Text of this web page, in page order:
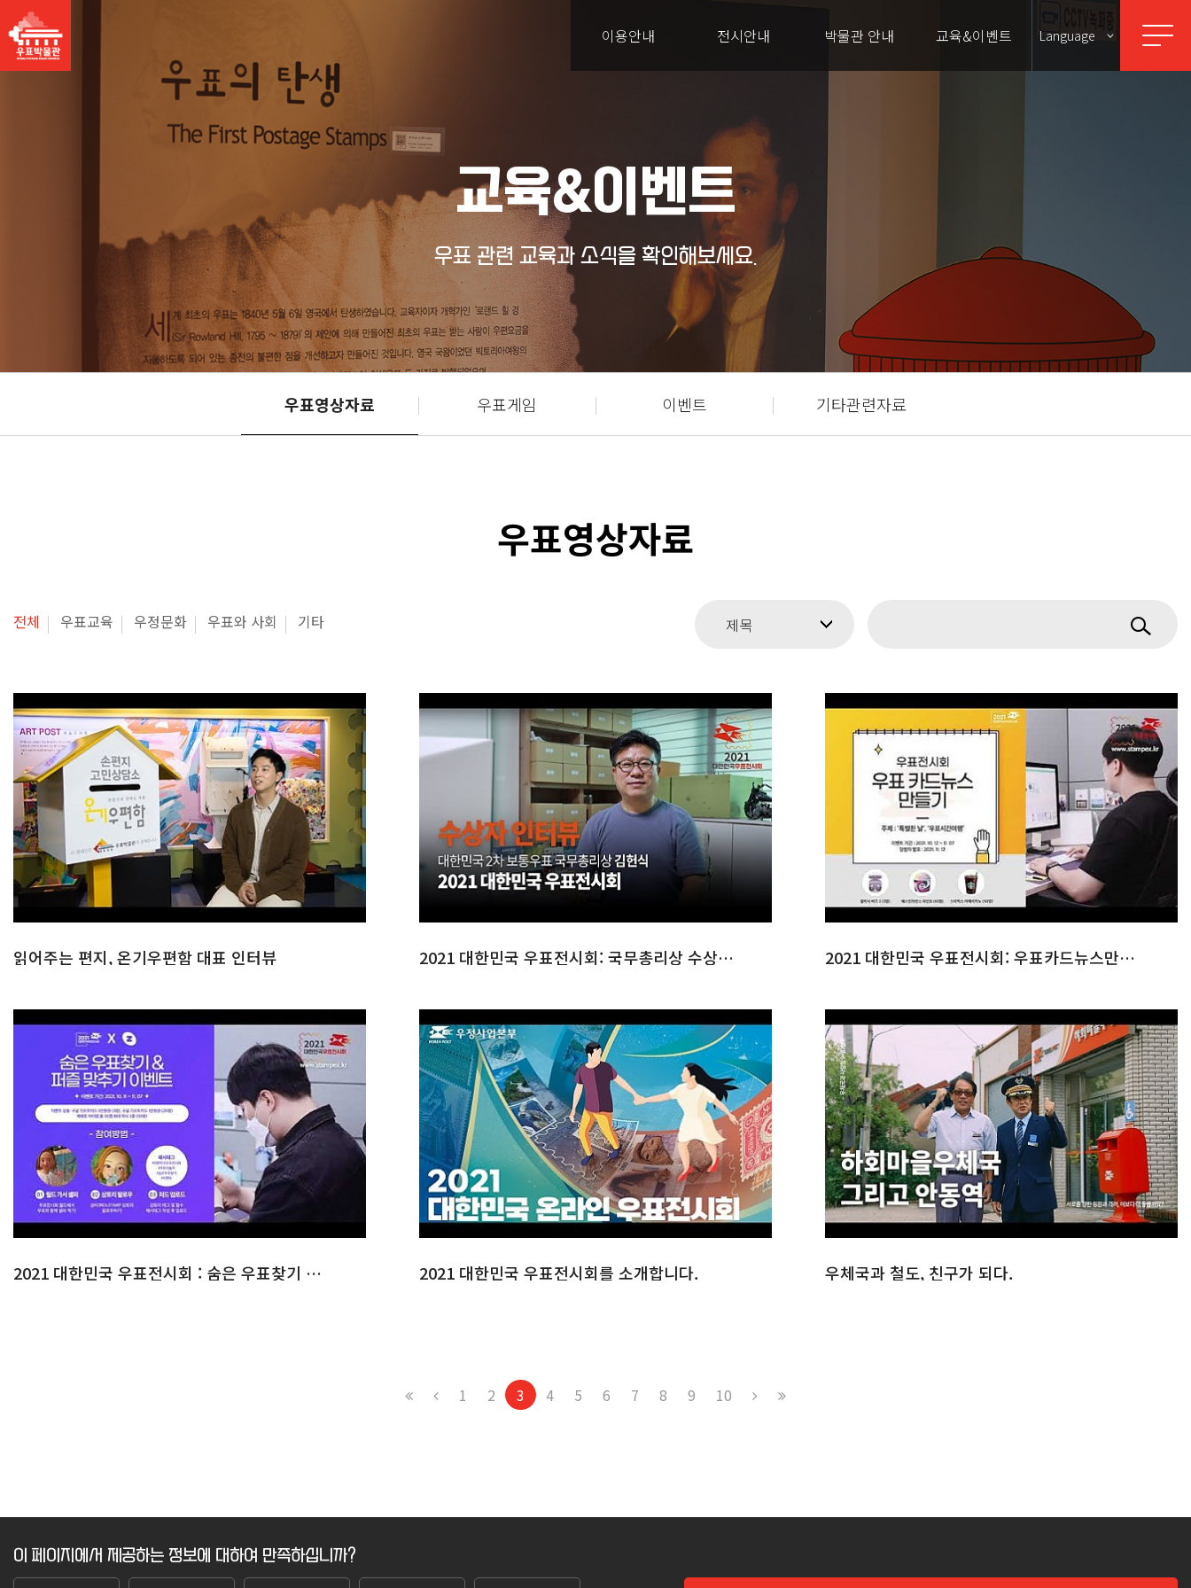
이용안내 전시안내 박물관 안내 교육&이벤트 Language
교육&이벤트
우표 관련 교육과 소식을 확인해보세요.
우표영상자료 우표게임 이벤트 기타관련자료
우표영상자료
전체 우표교육 우정문화 우표와 사회 기타
읽어주는 편지, 온기우편함 대표 인터뷰 2021 대한민국 우표전시회: 국무총리상 수상자 김헌식 인터뷰 2021 대한민국 우표전시회: 우표카드뉴스만들기
2021 대한민국 우표전시회 : 숨은 우표찾기 & 퍼즐맞추기 2021 대한민국 우표전시회를 소개합니다. 우체국과 철도, 친구가 되다.
1 2 3 4 5 6 7 8 9 10
이 페이지에서 제공하는 정보에 대하여 만족하십니까?